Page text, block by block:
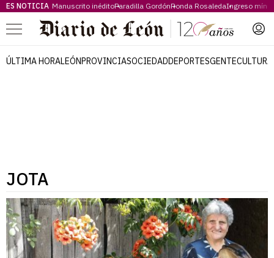
ES NOTICIA Manuscrito inéditoParadilla GordónRonda RosaledaIngreso
Menú
ÚLTIMA HORALEÓNPROVINCIASOCIEDADDEPORTESGENTECULTURA
JOTA